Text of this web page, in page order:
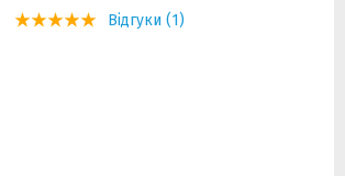
Відгуки (1)